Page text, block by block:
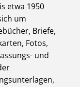
etwa 1950
um
Briefe,
Fotos,
und